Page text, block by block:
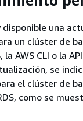
disponible una
un clúster de
AWS CLI o la
se
el clúster de
como se